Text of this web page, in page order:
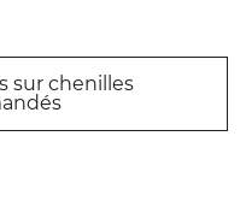
sur chenilles